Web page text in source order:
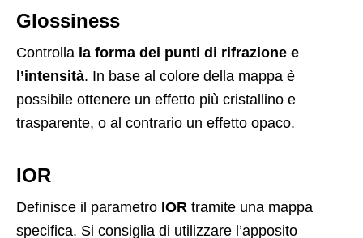
Glossiness
Controlla la forma dei punti di rifrazione e
l’intensità. In base al colore della mappa è
possibile ottenere un effetto più cristallino e
trasparente, o al contrario un effetto opaco.
IOR
Definisce il parametro IOR tramite una mappa
specifica. Si consiglia di utilizzare l’apposito